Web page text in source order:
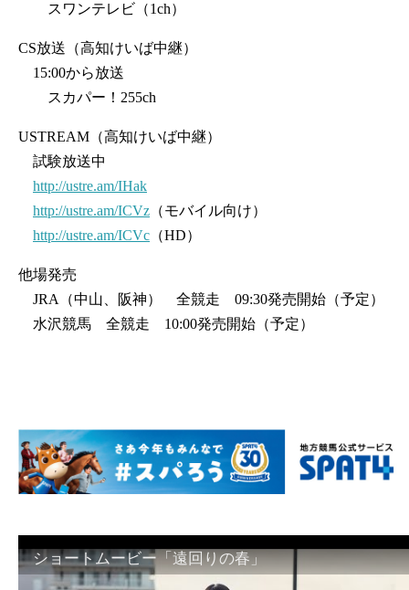
スワンテレビ（1ch）
CS放送（高知けいば中継）
15:00から放送
スカパー！255ch
USTREAM（高知けいば中継）
試験放送中
http://ustre.am/IHak
http://ustre.am/ICVz （モバイル向け）
http://ustre.am/ICVc （HD）
他場発売
JRA（中山、阪神） 全競走 09:30発売開始（予定）
水沢競馬 全競走 10:00発売開始（予定）
ショートムービー「遠回りの春」